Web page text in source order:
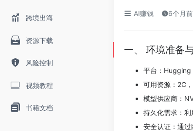
跨境出海
资源下载
风险控制
视频教程
书籍文档
AI赚钱 6个月
一、 环境准备
平台​：
可用资源​：2C
模型供应商​：
持久化需求​：利
安全认证​：通过